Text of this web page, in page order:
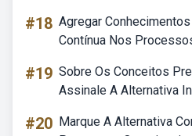
#18 Agregar
Contínua Nos
#19 Sobre Os Conceitos
Assinale A Alternativa
#20 Marque A Alternativa